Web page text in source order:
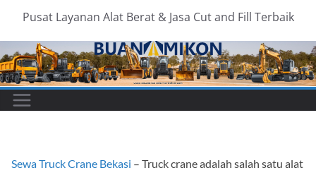
Pusat Layanan Alat Berat & Jasa Cut and Fill Terbaik
Sewa Truck Crane Bekasi – Truck crane adalah salah satu alat